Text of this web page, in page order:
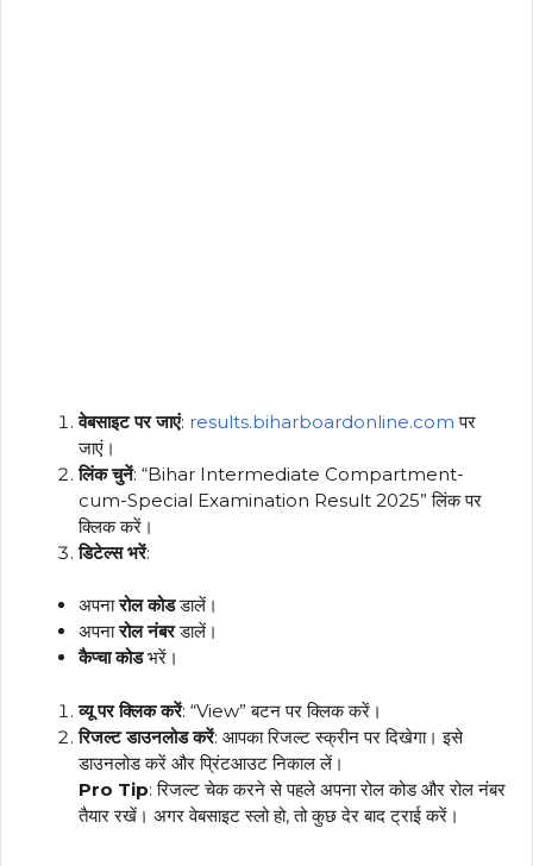
वेबसाइट पर जाएं: results.biharboardonline.com पर
जाएं।
लिंक चुनें: “Bihar Intermediate Compartment-
cum-Special Examination Result 2025” लिंक पर
क्लिक करें।
डिटेल्स भरें:
अपनारोल कोडडालें।
अपनारोल नंबरडालें।
कैप्चा कोडभरें।
व्यू पर क्लिक करें: “View” बटन पर क्लिक करें।
रिजल्ट डाउनलोड करें: आपका रिजल्ट स्क्रीन पर दिखेगा। इसे
डाउनलोड करें और प्रिंटआउट निकाल लें।
Pro Tip: रिजल्ट चेक करने से पहले अपना रोल कोड और रोल नंबर
तैयार रखें। अगर वेबसाइट स्लो हो, तो कुछ देर बाद ट्राई करें।